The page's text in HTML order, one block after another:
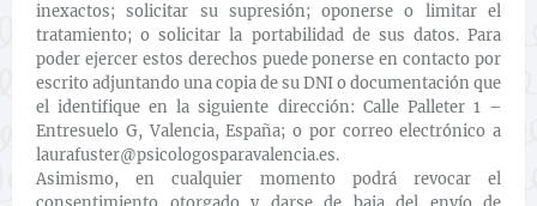
inexactos; solicitar su supresión; oponerse o limitar el
tratamiento; o solicitar la portabilidad de sus datos. Para
poder ejercer estos derechos puede ponerse en contacto por
escrito adjuntando una copia de su DNI o documentación que
el identifique en la siguiente dirección: Calle Palleter 1 –
Entresuelo G, Valencia, España; o por correo electrónico a
laurafuster@psicologosparavalencia.es.
Asimismo, en cualquier momento podrá revocar el